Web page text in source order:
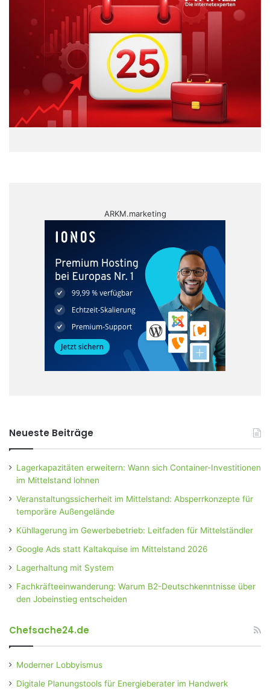
ARKM.marketing
Neueste Beiträge
Lagerkapazitäten erweitern: Wann sich Container-Investitionen
im Mittelstand lohnen
Veranstaltungssicherheit im Mittelstand: Absperrkonzepte für
temporäre Außengelände
Kühllagerung im Gewerbebetrieb: Leitfaden für Mittelständler
Google Ads statt Kaltakquise im Mittelstand 2026
Lagerhaltung mit System
Fachkräfteeinwanderung: Warum B2-Deutschkenntnisse über
den Jobeinstieg entscheiden
Chefsache24.de
Moderner Lobbyismus
Digitale Planungstools für Energieberater im Handwerk